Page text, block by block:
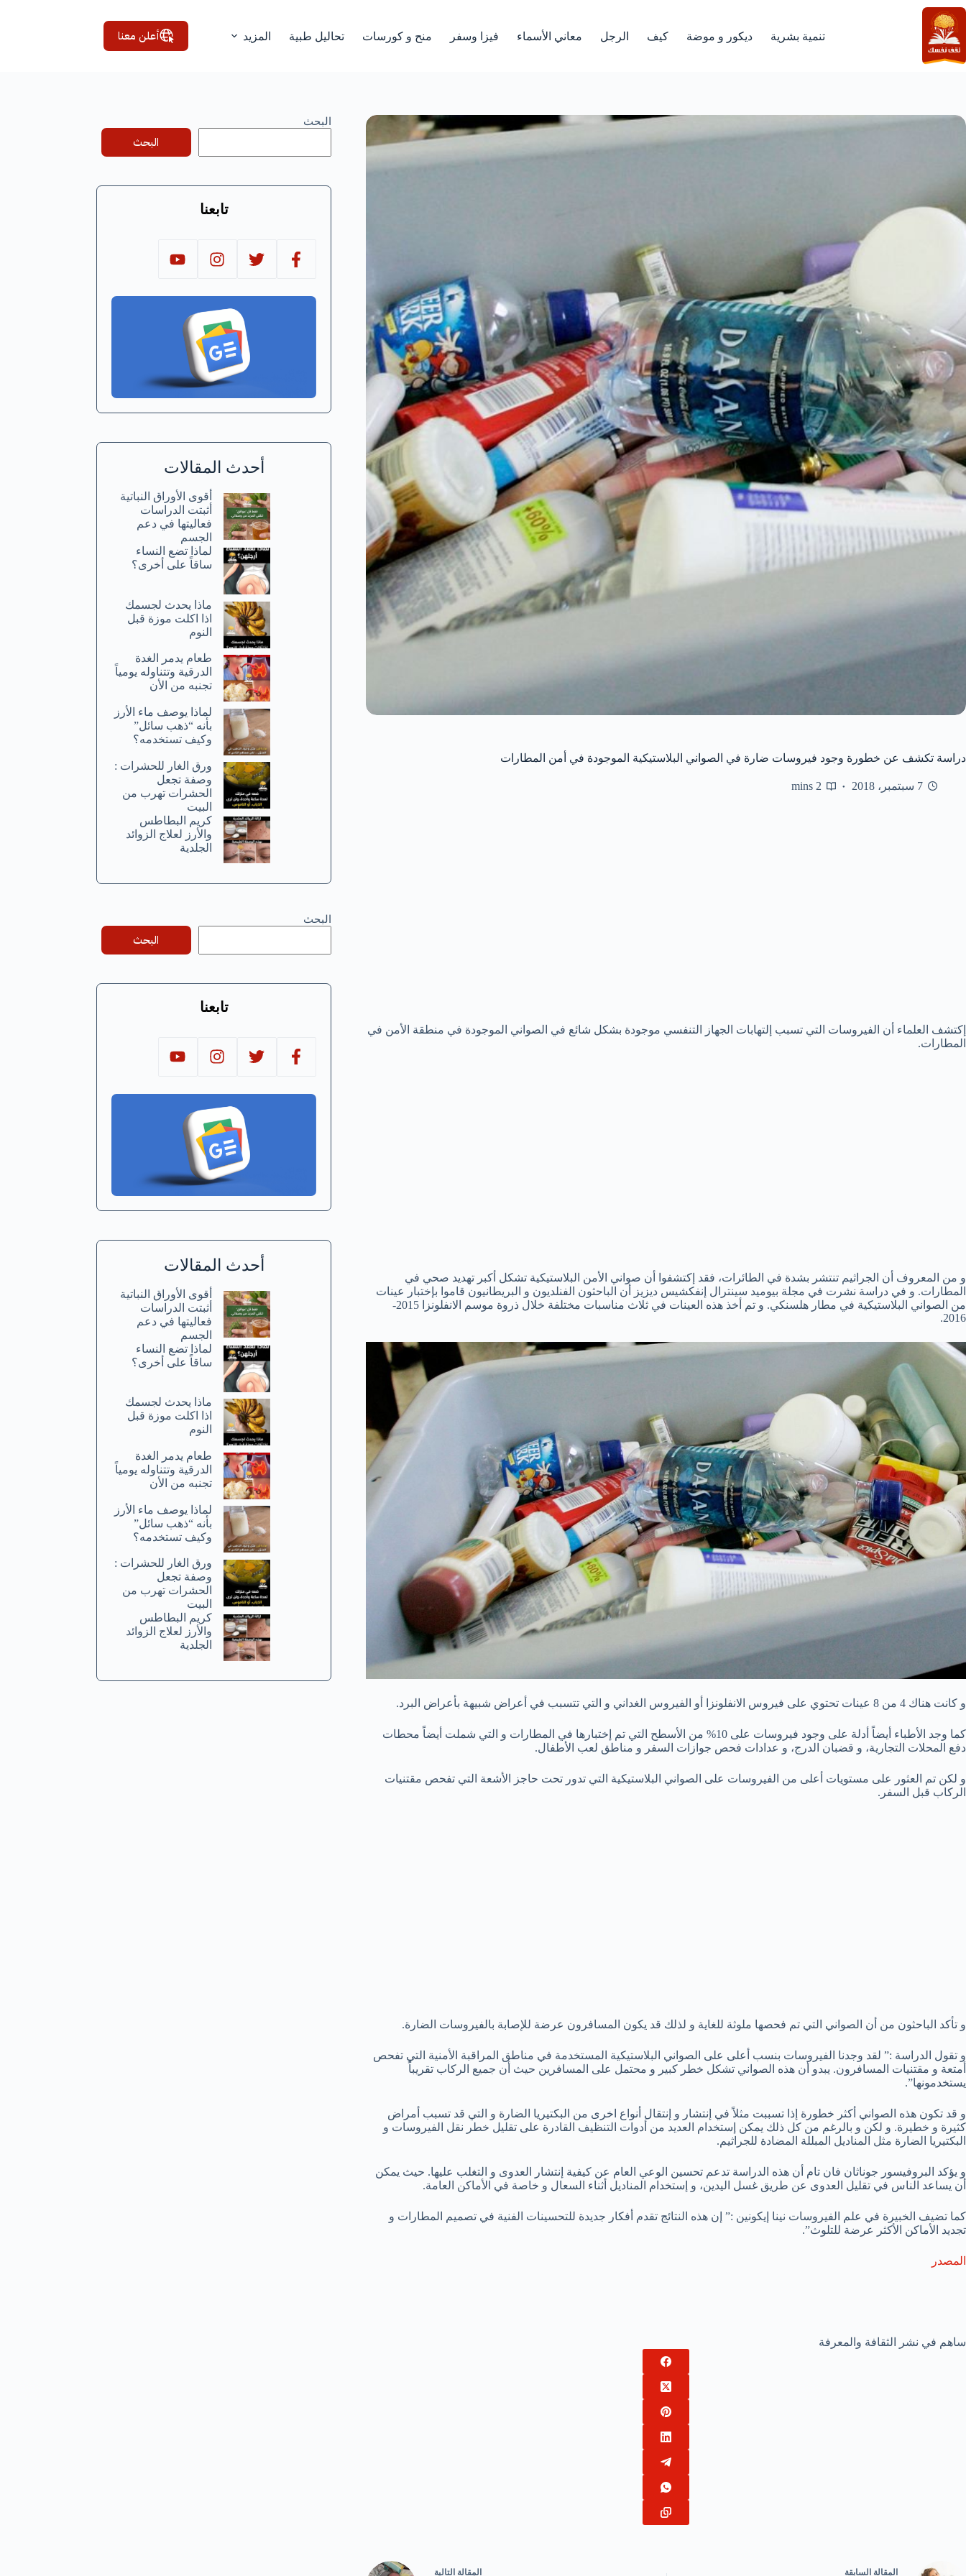
التجاوز
إلى
المحتوى
تنمية بشرية ديكور و موضة كيف الرجل معاني الأسماء فيزا وسفر منح و كورسات تحاليل طبية المزيد أعلن معنا
دراسة تكشف عن خطورة وجود فيروسات ضارة في الصواني البلاستيكية الموجودة في أمن المطارات
7 سبتمبر، 2018 2 mins
إكتشف العلماء أن الفيروسات التي تسبب إلتهابات الجهاز التنفسي موجودة بشكل شائع في الصواني الموجودة في منطقة الأمن في
المطارات.
و من المعروف أن الجراثيم تنتشر بشدة في الطائرات، فقد إكتشفوا أن صواني الأمن البلاستيكية تشكل أكبر تهديد صحي في
المطارات. و في دراسة نشرت في مجلة بيوميد سينترال إنفكشيس ديزيز أن الباحثون الفنلديون و البريطانيون قاموا بإختبار عينات
من الصواني البلاستيكية في مطار هلسنكي. و تم أخذ هذه العينات في ثلاث مناسبات مختلفة خلال ذروة موسم الانفلونزا 2015-
2016.
و كانت هناك 4 من 8 عينات تحتوي على فيروس الانفلونزا أو الفيروس الغداني و التي تتسبب في أعراض شبيهة بأعراض البرد.
كما وجد الأطباء أيضاً أدلة على وجود فيروسات على 10% من الأسطح التي تم إختبارها في المطارات و التي شملت أيضاً محطات
دفع المحلات التجارية، و قضبان الدرج، و عدادات فحص جوازات السفر و مناطق لعب الأطفال.
و لكن تم العثور على مستويات أعلى من الفيروسات على الصواني البلاستيكية التي تدور تحت حاجز الأشعة التي تفحص مقتنيات
الركاب قبل السفر.
و تأكد الباحثون من أن الصواني التي تم فحصها ملوثة للغاية و لذلك قد يكون المسافرون عرضة للإصابة بالفيروسات الضارة.
و تقول الدراسة :” لقد وجدنا الفيروسات بنسب أعلى على الصواني البلاستيكية المستخدمة في مناطق المراقبة الأمنية التي تفحص
أمتعة و مقتنيات المسافرون. يبدو أن هذه الصواني تشكل خطر كبير و محتمل على المسافرين حيث أن جميع الركاب تقريباً
يستخدمونها”.
و قد تكون هذه الصواني أكثر خطورة إذا تسببت مثلاً في إنتشار و إنتقال أنواع اخرى من البكتيريا الضارة و التي قد تسبب أمراض
كثيرة و خطيرة. و لكن و بالرغم من كل ذلك يمكن إستخدام العديد من أدوات التنظيف القادرة على تقليل خطر نقل الفيروسات و
البكتيريا الضارة مثل المناديل المبللة المضادة للجراثيم.
و يؤكد البروفيسور جوناثان فان تام أن هذه الدراسة تدعم تحسين الوعي العام عن كيفية إنتشار العدوى و التغلب عليها. حيث يمكن
أن يساعد الناس في تقليل العدوى عن طريق غسل اليدين، و إستخدام المناديل أثناء السعال و خاصة في الأماكن العامة.
كما تضيف الخبيرة في علم الفيروسات نينا إيكونين :” إن هذه النتائج تقدم أفكار جديدة للتحسينات الفنية في تصميم المطارات و
تجديد الأماكن الأكثر عرضة للتلوث”.
المصدر
ساهم في نشر الثقافة والمعرفة
المقالة السابقة المقالة التالية
البحث
البحث
تابعنا
أحدث المقالات
أقوى الأوراق النباتية
أثبتت الدراسات
فعاليتها في دعم
الجسم
لماذا تضع النساء
ساقاً على أخرى؟
ماذا يحدث لجسمك
اذا اكلت موزة قبل
النوم
طعام يدمر الغدة
الدرقية وتتناوله يومياً
تجنبه من الأن
لماذا يوصف ماء الأرز
بأنه “ذهب سائل”
وكيف تستخدمه؟
ورق الغار للحشرات :
وصفة تجعل
الحشرات تهرب من
البيت
كريم البطاطس
والأرز لعلاج الزوائد
الجلدية
البحث
البحث
تابعنا
أحدث المقالات
أقوى الأوراق النباتية
أثبتت الدراسات
فعاليتها في دعم
الجسم
لماذا تضع النساء
ساقاً على أخرى؟
ماذا يحدث لجسمك
اذا اكلت موزة قبل
النوم
طعام يدمر الغدة
الدرقية وتتناوله يومياً
تجنبه من الأن
لماذا يوصف ماء الأرز
بأنه “ذهب سائل”
وكيف تستخدمه؟
ورق الغار للحشرات :
وصفة تجعل
الحشرات تهرب من
البيت
كريم البطاطس
والأرز لعلاج الزوائد
الجلدية